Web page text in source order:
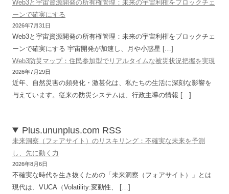
Web3と宇宙資源開発の所有権管理：未来の宇宙利権をブロックチェ
ーンで確実にする
2026年7月31日
Web3と宇宙資源開発の所有権管理：未来の宇宙利権をブロックチェ
ーンで確実にする 宇宙開発が加速し、月や小惑星 […]
Web3防災マップ：住民参加型でリアルタイムな被災状況把握を実現
2026年7月29日
近年、自然災害の頻発化・激甚化は、私たちの生活に深刻な影響を
与えています。従来の防災システムは、行政主導の情報 […]
Plus.ununplus.com RSS
未来洞察（フォアサイト）のリスキリング：不確実な未来を予測
し、先に動く力
2026年8月6日
不確実な時代を生き抜くための「未来洞察（フォアサイト）」とは
現代は、VUCA（Volatility:変動性、 […]